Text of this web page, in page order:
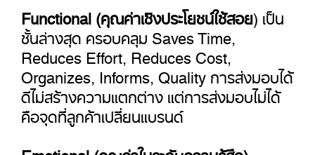
Functional (คุณค่าเชิงประโยชน์ใช้สอย) เป็น
ชั้นล่างสุด ครอบคลุม Saves Time,
Reduces Effort, Reduces Cost,
Organizes, Informs, Quality การส่งมอบได้
ดีไม่สร้างความแตกต่าง แต่การส่งมอบไม่ได้
คือจุดที่ลูกค้าเปลี่ยนแบรนด์